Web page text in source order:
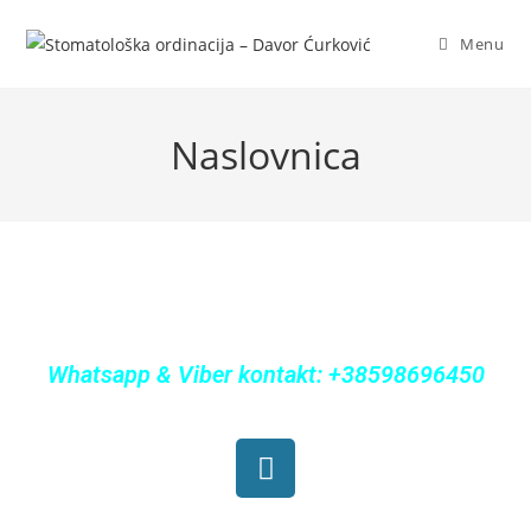
Menu
Naslovnica
Whatsapp & Viber kontakt: +38598696450